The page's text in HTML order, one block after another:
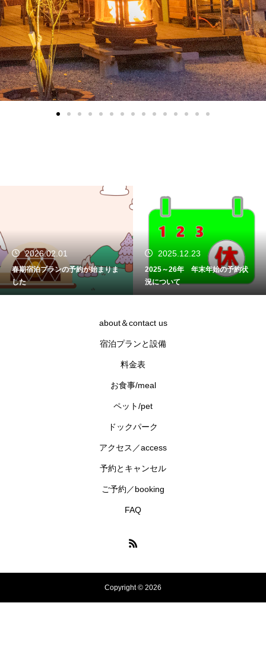
2026.02.01
春期宿泊プランの予約が始まりま
した
2025.12.23
2025～26年 年末年始の予約状
況について
about＆contact us
宿泊プランと設備
料金表
お食事/meal
ペット/pet
ドックパーク
アクセス／access
予約とキャンセル
ご予約／booking
FAQ
Copyright © 2026